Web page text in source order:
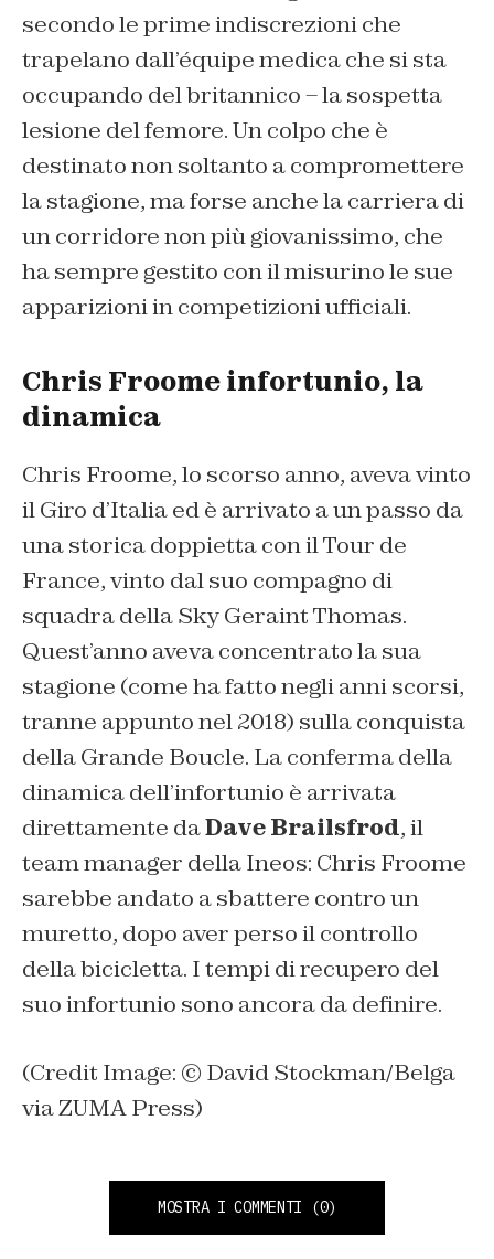
secondo le prime indiscrezioni che
trapelano dall’équipe medica che si sta
occupando del britannico – la sospetta
lesione del femore. Un colpo che è
destinato non soltanto a compromettere
la stagione, ma forse anche la carriera di
un corridore non più giovanissimo, che
ha sempre gestito con il misurino le sue
apparizioni in competizioni ufficiali.
Chris Froome infortunio, la
dinamica
Chris Froome, lo scorso anno, aveva vinto
il Giro d’Italia ed è arrivato a un passo da
una storica doppietta con il Tour de
France, vinto dal suo compagno di
squadra della Sky Geraint Thomas.
Quest’anno aveva concentrato la sua
stagione (come ha fatto negli anni scorsi,
tranne appunto nel 2018) sulla conquista
della Grande Boucle. La conferma della
dinamica dell’infortunio è arrivata
direttamente daDave Brailsfrod, il
team manager della Ineos: Chris Froome
sarebbe andato a sbattere contro un
muretto, dopo aver perso il controllo
della bicicletta. I tempi di recupero del
suo infortunio sono ancora da definire.
(Credit Image: © David Stockman/Belga
via ZUMA Press)
MOSTRA I COMMENTI (0)